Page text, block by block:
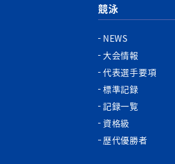
競泳
NEWS
大会情報
代表選手要項
標準記録
記録一覧
資格級
歴代優勝者